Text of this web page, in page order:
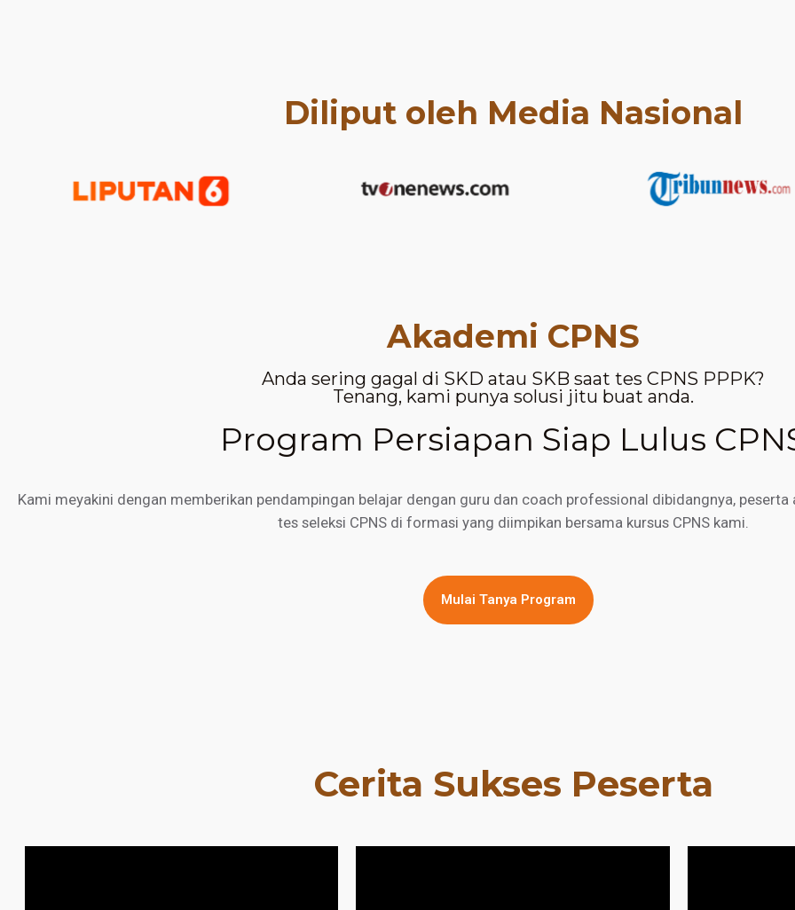
Diliput oleh Media Nasional
Akademi CPNS
Anda sering gagal di SKD atau SKB saat tes CPNS PPPK?
Tenang, kami punya solusi jitu buat anda.
Program Persiapan Siap Lulus
Kami meyakini dengan memberikan pendampingan belajar dengan guru dan coach professional dibidangnya, peserta
tes seleksi CPNS di formasi yang diimpikan bersama kursus CPNS kami.
Mulai Tanya Program
Cerita Sukses Peserta